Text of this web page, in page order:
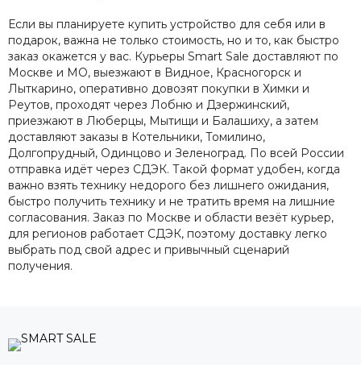
Если вы планируете купить устройство для себя или в
подарок, важна не только стоимость, но и то, как быстро
заказ окажется у вас. Курьеры Smart Sale доставляют по
Москве и МО, выезжают в Видное, Красногорск и
Лыткарино, оперативно довозят покупки в Химки и
Реутов, проходят через Лобню и Дзержинский,
приезжают в Люберцы, Мытищи и Балашиху, а затем
доставляют заказы в Котельники, Томилино,
Долгопрудный, Одинцово и Зеленоград. По всей России
отправка идёт через СДЭК. Такой формат удобен, когда
важно взять технику недорого без лишнего ожидания,
быстро получить технику и не тратить время на лишние
согласования. Заказ по Москве и области везёт курьер,
для регионов работает СДЭК, поэтому доставку легко
выбрать под свой адрес и привычный сценарий
получения.